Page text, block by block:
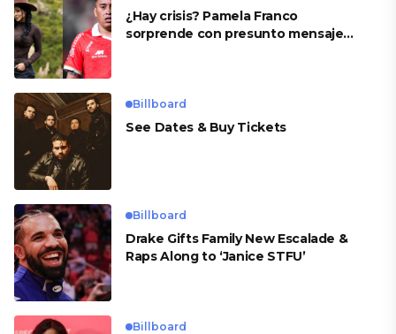
¿Hay crisis? Pamela Franco
sorprende con presunto mensaje
Billboard
See Dates & Buy Tickets
Billboard
Drake Gifts Family New Escalade &
Raps Along to ‘Janice STFU’
Billboard